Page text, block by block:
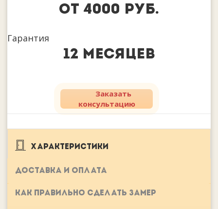
от 4000 руб.
Гарантия
12 месяцев
Заказать
консультацию
ХАРАКТЕРИСТИКИ
ДОСТАВКА И ОПЛАТА
КАК ПРАВИЛЬНО СДЕЛАТЬ ЗАМЕР